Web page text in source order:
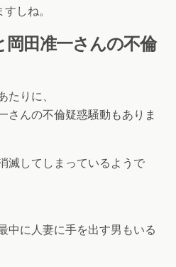
しね。
田准一さんの不倫
たりに、
さんの不倫疑惑騒動もありま
滅してしまっているようで
中に人妻に手を出す男もいる